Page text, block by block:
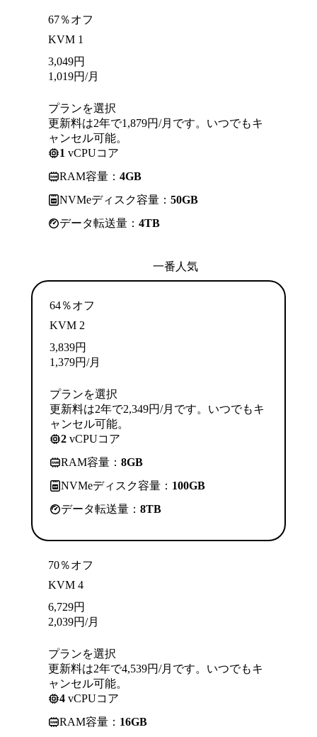
67％オフ
KVM 1
3,049円
1,019円/月
プランを選択
更新料は2年で1,879円/月です。いつでもキ
ャンセル可能。
1 vCPUコア
RAM容量： 4GB
NVMeディスク容量： 50GB
データ転送量： 4TB
一番人気
64％オフ
KVM 2
3,839円
1,379円/月
プランを選択
更新料は2年で2,349円/月です。いつでもキ
ャンセル可能。
2 vCPUコア
RAM容量： 8GB
NVMeディスク容量： 100GB
データ転送量： 8TB
70％オフ
KVM 4
6,729円
2,039円/月
プランを選択
更新料は2年で4,539円/月です。いつでもキ
ャンセル可能。
4 vCPUコア
RAM容量： 16GB